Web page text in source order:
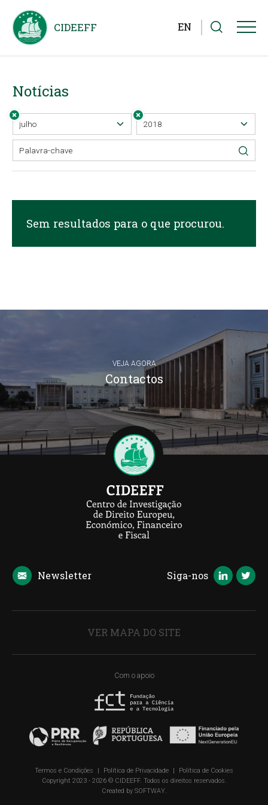
EN
Notícias
Sem resultados para o que procurou.
VEJA AGORA
Contactos
Newsletter Siga-nos
VER MAPA DO SITE
Com o apoio
Termos e Condições | Política de Privacidade |
Política de Cookies
Copyright 2023 - 2026 © CIDEEFF. Todos os direitos reservados.
Created by SOFTWAY.